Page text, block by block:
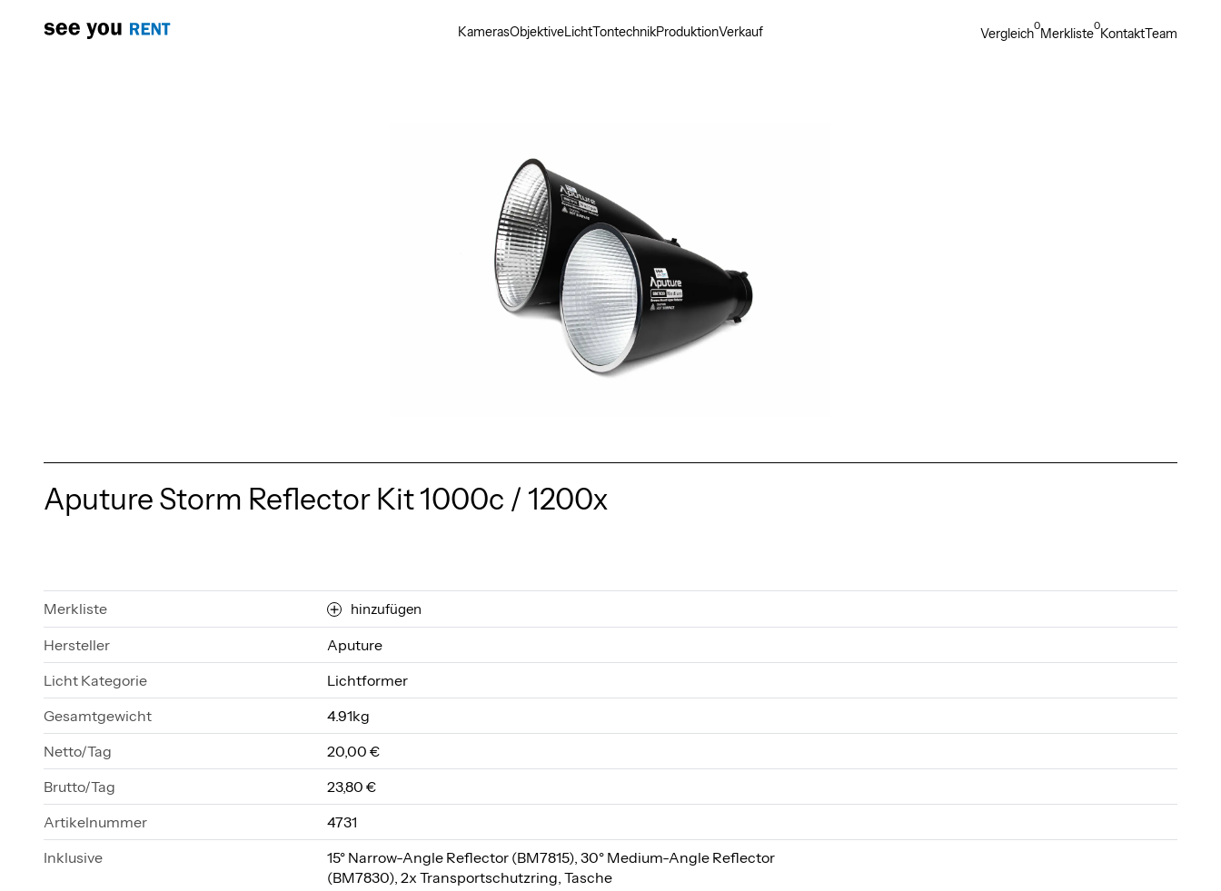
KamerasObjektiveLichtTontechnikProduktionVerkauf Vergleich0Merkliste0KontaktTeam
Aputure Storm Reflector Kit 1000c / 1200x
Merkliste hinzufügen
Hersteller
Aputure
Licht Kategorie
Lichtformer
Gesamtgewicht
4.91kg
Netto/Tag
20,00 €
Brutto/Tag
23,80 €
Artikelnummer
4731
Inklusive
15° Narrow-Angle Reflector (BM7815), 30° Medium-Angle Reflector
(BM7830), 2x Transportschutzring, Tasche